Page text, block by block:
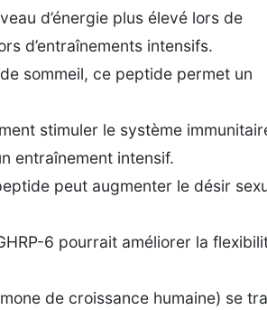
d’énergie plus élevé lors de
d’entraînements intensifs.
sommeil, ce peptide permet un
stimuler le système
entraînement intensif.
peut augmenter le désir
6 pourrait améliorer la
de croissance humaine) se